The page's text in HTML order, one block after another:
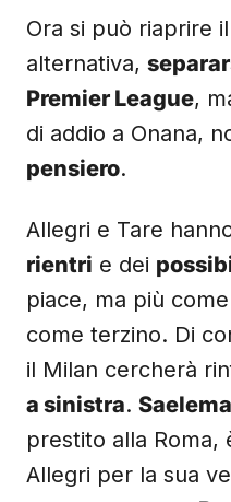
Ora si può riaprire
alternativa,
Premier League,
di addio a Onana,
pensiero.
Allegri e Tare
rientri e dei
piace, ma più
come terzino. Di
il Milan cercherà
a sinistra.
prestito alla Roma,
Allegri per la sua